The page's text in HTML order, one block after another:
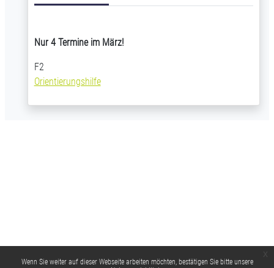
Wenn Sie weiter auf dieser Webseite arbeiten möchten, bestätigen Sie bitte unsere
Nur 4 Termine im März!
F2
Orientierungshilfe